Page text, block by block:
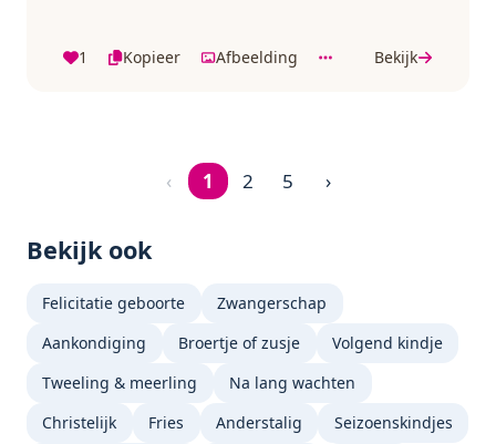
1 Kopieer Afbeelding Bekijk
Pagina 1 van 5
‹ 1 2 5 ›
Bekijk ook
Felicitatie geboorte
Zwangerschap
Aankondiging
Broertje of zusje
Volgend kindje
Tweeling & meerling
Na lang wachten
Christelijk
Fries Anderstalig
Seizoenskindjes